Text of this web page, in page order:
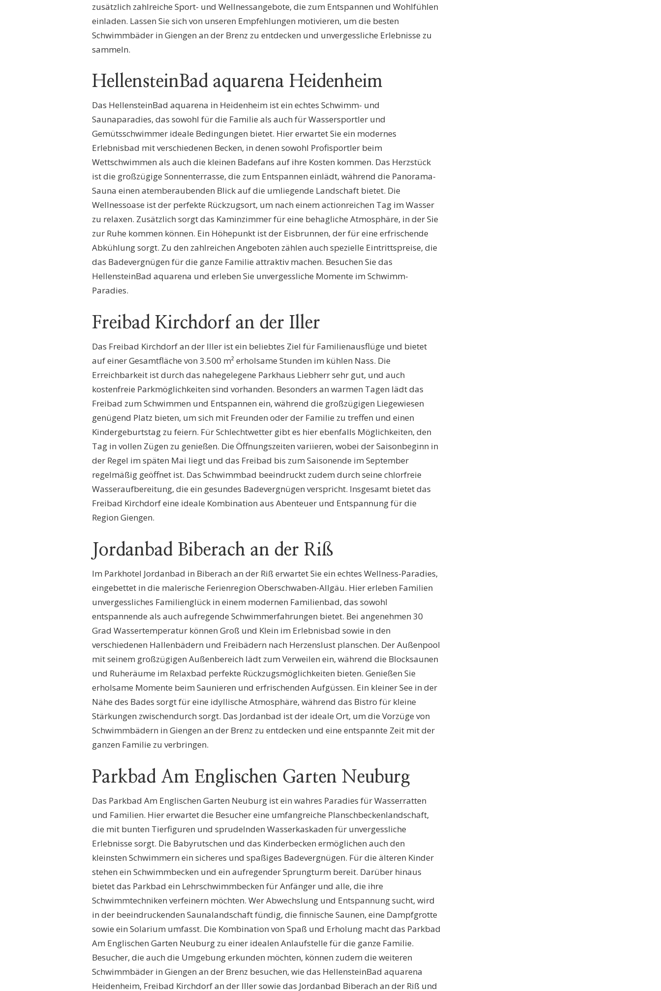
ENTDECKEN
FREIZEITMÖGLICHKEITEN
zusätzlich zahlreiche Sport- und Wellnessangebote, die zum Entspannen und Wohlfühlen
einladen. Lassen Sie sich von unseren Empfehlungen motivieren, um die besten
Schwimmbäder in Giengen an der Brenz zu entdecken und unvergessliche Erlebnisse zu
sammeln.
HellensteinBad aquarena Heidenheim
Das HellensteinBad aquarena in Heidenheim ist ein echtes Schwimm- und
Saunaparadies, das sowohl für die Familie als auch für Wassersportler und
Gemütsschwimmer ideale Bedingungen bietet. Hier erwartet Sie ein modernes
Erlebnisbad mit verschiedenen Becken, in denen sowohl Profisportler beim
Wettschwimmen als auch die kleinen Badefans auf ihre Kosten kommen. Das Herzstück
ist die großzügige Sonnenterrasse, die zum Entspannen einlädt, während die Panorama-
Sauna einen atemberaubenden Blick auf die umliegende Landschaft bietet. Die
Wellnessoase ist der perfekte Rückzugsort, um nach einem actionreichen Tag im Wasser
zu relaxen. Zusätzlich sorgt das Kaminzimmer für eine behagliche Atmosphäre, in der Sie
zur Ruhe kommen können. Ein Höhepunkt ist der Eisbrunnen, der für eine erfrischende
Abkühlung sorgt. Zu den zahlreichen Angeboten zählen auch spezielle Eintrittspreise, die
das Badevergnügen für die ganze Familie attraktiv machen. Besuchen Sie das
HellensteinBad aquarena und erleben Sie unvergessliche Momente im Schwimm-
Paradies.
Freibad Kirchdorf an der Iller
Das Freibad Kirchdorf an der Iller ist ein beliebtes Ziel für Familienausflüge und bietet
auf einer Gesamtfläche von 3.500 m² erholsame Stunden im kühlen Nass. Die
Erreichbarkeit ist durch das nahegelegene Parkhaus Liebherr sehr gut, und auch
kostenfreie Parkmöglichkeiten sind vorhanden. Besonders an warmen Tagen lädt das
Freibad zum Schwimmen und Entspannen ein, während die großzügigen Liegewiesen
genügend Platz bieten, um sich mit Freunden oder der Familie zu treffen und einen
Kindergeburtstag zu feiern. Für Schlechtwetter gibt es hier ebenfalls Möglichkeiten, den
Tag in vollen Zügen zu genießen. Die Öffnungszeiten variieren, wobei der Saisonbeginn in
der Regel im späten Mai liegt und das Freibad bis zum Saisonende im September
regelmäßig geöffnet ist. Das Schwimmbad beeindruckt zudem durch seine chlorfreie
Wasseraufbereitung, die ein gesundes Badevergnügen verspricht. Insgesamt bietet das
Freibad Kirchdorf eine ideale Kombination aus Abenteuer und Entspannung für die
Region Giengen.
Jordanbad Biberach an der Riß
Im Parkhotel Jordanbad in Biberach an der Riß erwartet Sie ein echtes Wellness-Paradies,
eingebettet in die malerische Ferienregion Oberschwaben-Allgäu. Hier erleben Familien
unvergessliches Familienglück in einem modernen Familienbad, das sowohl
entspannende als auch aufregende Schwimmerfahrungen bietet. Bei angenehmen 30
Grad Wassertemperatur können Groß und Klein im Erlebnisbad sowie in den
verschiedenen Hallenbädern und Freibädern nach Herzenslust planschen. Der Außenpool
mit seinem großzügigen Außenbereich lädt zum Verweilen ein, während die Blocksaunen
und Ruheräume im Relaxbad perfekte Rückzugsmöglichkeiten bieten. Genießen Sie
erholsame Momente beim Saunieren und erfrischenden Aufgüssen. Ein kleiner See in der
Nähe des Bades sorgt für eine idyllische Atmosphäre, während das Bistro für kleine
Stärkungen zwischendurch sorgt. Das Jordanbad ist der ideale Ort, um die Vorzüge von
Schwimmbädern in Giengen an der Brenz zu entdecken und eine entspannte Zeit mit der
ganzen Familie zu verbringen.
Parkbad Am Englischen Garten Neuburg
Das Parkbad Am Englischen Garten Neuburg ist ein wahres Paradies für Wasserratten
und Familien. Hier erwartet die Besucher eine umfangreiche Planschbeckenlandschaft,
die mit bunten Tierfiguren und sprudelnden Wasserkaskaden für unvergessliche
Erlebnisse sorgt. Die Babyrutschen und das Kinderbecken ermöglichen auch den
kleinsten Schwimmern ein sicheres und spaßiges Badevergnügen. Für die älteren Kinder
stehen ein Schwimmbecken und ein aufregender Sprungturm bereit. Darüber hinaus
bietet das Parkbad ein Lehrschwimmbecken für Anfänger und alle, die ihre
Schwimmtechniken verfeinern möchten. Wer Abwechslung und Entspannung sucht, wird
in der beeindruckenden Saunalandschaft fündig, die finnische Saunen, eine Dampfgrotte
sowie ein Solarium umfasst. Die Kombination von Spaß und Erholung macht das Parkbad
Am Englischen Garten Neuburg zu einer idealen Anlaufstelle für die ganze Familie.
Besucher, die auch die Umgebung erkunden möchten, können zudem die weiteren
Schwimmbäder in Giengen an der Brenz besuchen, wie das HellensteinBad aquarena
Heidenheim, Freibad Kirchdorf an der Iller sowie das Jordanbad Biberach an der Riß und